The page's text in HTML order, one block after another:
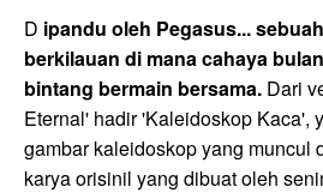
D ipandu oleh Pegasus...
berkilauan di mana cahaya
bintang bermain bersama. Dari
Eternal' hadir 'Kaleidoskop Kaca',
gambar kaleidoskop yang muncul
karya orisinil yang dibuat oleh